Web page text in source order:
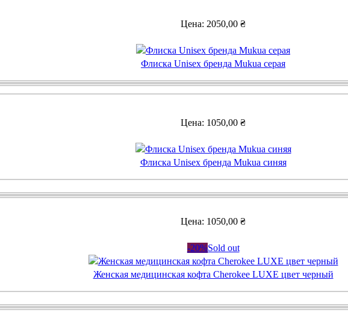
Цена: 2050,00 ₴
Флиска Unisex бренда Mukua серая
Цена: 1050,00 ₴
Флиска Unisex бренда Mukua синяя
Цена: 1050,00 ₴
-20%Sold out
Женская медицинская кофта Cherokee LUXE цвет черный